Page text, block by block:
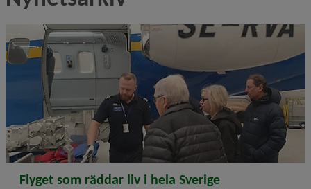
2025-01-17
Flyget som räddar liv i hela Sverige